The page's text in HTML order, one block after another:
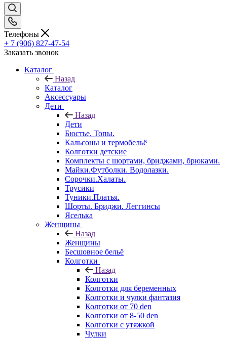
Телефоны
+ 7 (906) 827-47-54
Заказать звонок
Каталог
Назад
Каталог
Аксессуары
Дети
Назад
Дети
Бюстье. Топы.
Кальсоны и термобельё
Колготки детские
Комплекты с шортами, бриджами, брюками.
Майки.Футболки. Водолазки.
Сорочки.Халаты.
Трусики
Туники.Платья.
Шорты. Бриджи. Леггинсы
Яселька
Женщины
Назад
Женщины
Бесшовное бельё
Колготки
Назад
Колготки
Колготки для беременных
Колготки и чулки фантазия
Колготки от 70 den
Колготки от 8-50 den
Колготки с утяжкой
Чулки